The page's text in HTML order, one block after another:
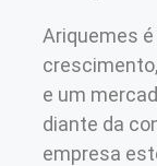
Ariquemes
e um
diante da
empresa